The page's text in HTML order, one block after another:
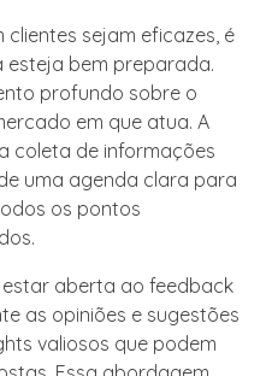
sejam eficazes, é
esteja bem preparada.
profundo sobre o
em que atua. A
coleta de informações
uma agenda clara para
os pontos
estar aberta ao feedback
as opiniões e sugestões
valiosos que podem